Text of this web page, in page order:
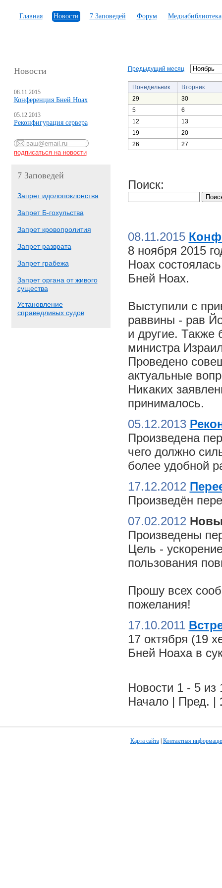
Главная Новости 7 Заповедей Форум Медиабиблиотека
Новости
08.11.2015
Конференция Бней Ноах
05.12.2013
Реконфигурация сервера
7 Заповедей
Запрет идолопоклонства
Запрет Б-гохульства
Запрет кровопролития
Запрет разврата
Запрет грабежа
Запрет органа от живого
существа
Установление
справедливых судов
Предыдущий месяц
Понедельник
Вторник
29
30
5
6
12
13
19
20
26
27
Поиск:
08.11.2015
8 ноября 2015
Ноах
Бней Ноах.
Выступили с
раввины - рав
и другие. Также
министра
Проведено
актуальные
Никаких
принималось.
05.12.2013
Произведена
чего должно
более удобной
17.12.2012
Произведён
07.02.2012
Произведены
Цель -
пользования
Прошу всех
пожелания!
17.10.2011
17 октября (19
Бней Ноаха в
Новости 1 - 5 из
Начало | Пред. |
Карта сайта| Контактная